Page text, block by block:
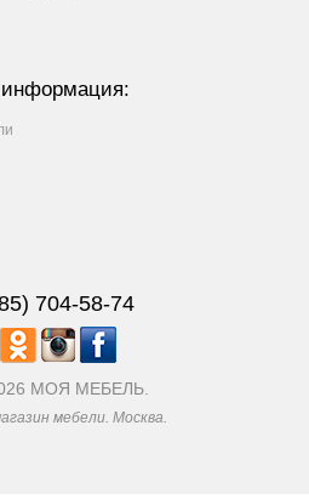
704-58-74
МОЯ МЕБЕЛЬ.
мебели. Москва.